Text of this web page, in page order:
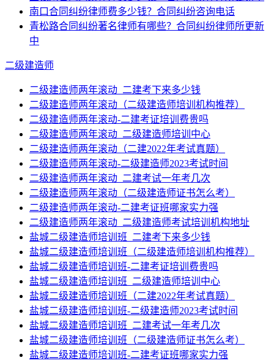
南口合同纠纷律师费多少钱？合同纠纷咨询电话
青松路合同纠纷著名律师有哪些？合同纠纷律师所更新
中
二级建造师
二级建造师两年滚动_二建考下来多少钱
二级建造师两年滚动（二级建造师培训机构推荐）
二级建造师两年滚动-二建考证培训费贵吗
二级建造师两年滚动_二级建造师培训中心
二级建造师两年滚动（二建2022年考试真题）
二级建造师两年滚动-二级建造师2023考试时间
二级建造师两年滚动_二建考试一年考几次
二级建造师两年滚动（二级建造师证书怎么考）
二级建造师两年滚动-二建考证班哪家实力强
二级建造师两年滚动_二级建造师考试培训机构地址
盐城二级建造师培训班_二建考下来多少钱
盐城二级建造师培训班（二级建造师培训机构推荐）
盐城二级建造师培训班-二建考证培训费贵吗
盐城二级建造师培训班_二级建造师培训中心
盐城二级建造师培训班（二建2022年考试真题）
盐城二级建造师培训班-二级建造师2023考试时间
盐城二级建造师培训班_二建考试一年考几次
盐城二级建造师培训班（二级建造师证书怎么考）
盐城二级建造师培训班-二建考证班哪家实力强